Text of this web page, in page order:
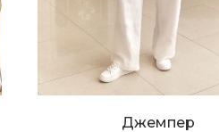
Джемпер